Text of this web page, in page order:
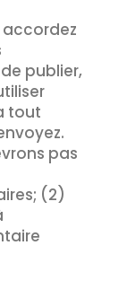
accordez
publier,
tout
pas
(2)